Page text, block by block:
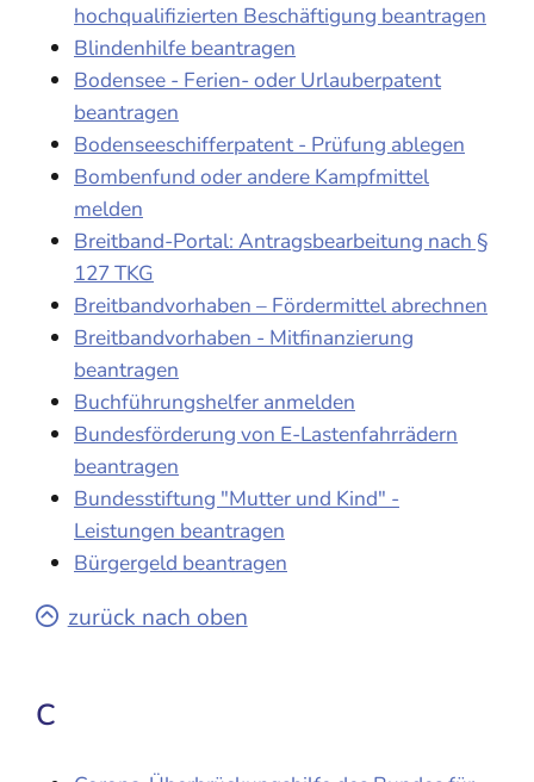
hochqualifizierten Beschäftigung beantragen
Blindenhilfe beantragen
Bodensee - Ferien- oder Urlauberpatent
beantragen
Bodenseeschifferpatent - Prüfung ablegen
Bombenfund oder andere Kampfmittel
melden
Breitband-Portal: Antragsbearbeitung nach §
127 TKG
Breitbandvorhaben – Fördermittel abrechnen
Breitbandvorhaben - Mitfinanzierung
beantragen
Buchführungshelfer anmelden
Bundesförderung von E-Lastenfahrrädern
beantragen
Bundesstiftung "Mutter und Kind" -
Leistungen beantragen
Bürgergeld beantragen
zurück nach oben
C